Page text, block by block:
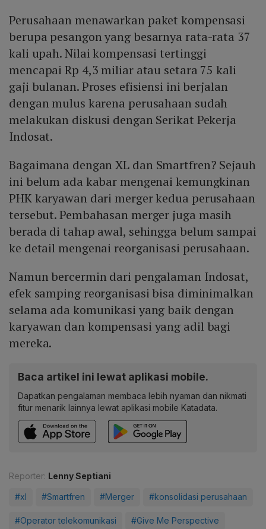
Perusahaan menawarkan paket kompensasi
berupa pesangon yang besarnya rata-rata 37
kali upah. Nilai kompensasi tertinggi
mencapai Rp 4,3 miliar atau setara 75 kali
gaji bulanan. Proses efisiensi ini berjalan
dengan mulus karena perusahaan sudah
melakukan diskusi dengan Serikat Pekerja
Indosat.
Bagaimana dengan XL dan Smartfren? Sejauh
ini belum ada kabar mengenai kemungkinan
PHK karyawan dari merger kedua perusahaan
tersebut. Pembahasan merger juga masih
berada di tahap awal, sehingga belum sampai
ke detail mengenai reorganisasi perusahaan.
Namun bercermin dari pengalaman Indosat,
efek samping reorganisasi bisa diminimalkan
selama ada komunikasi yang baik dengan
karyawan dan kompensasi yang adil bagi
mereka.
Baca artikel ini lewat aplikasi mobile.
Dapatkan pengalaman membaca lebih nyaman dan nikmati
fitur menarik lainnya lewat aplikasi mobile Katadata.
Reporter: Lenny Septiani
#xl #Smartfren #Merger #konsolidasi perusahaan
#Operator telekomunikasi #Give Me Perspective